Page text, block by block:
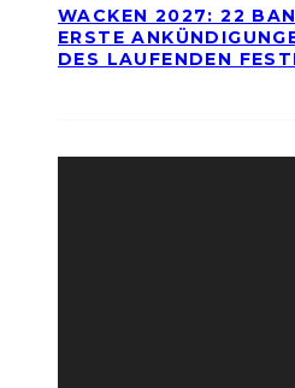
WACKEN 2027: 22
ERSTE
DES LAUFENDEN